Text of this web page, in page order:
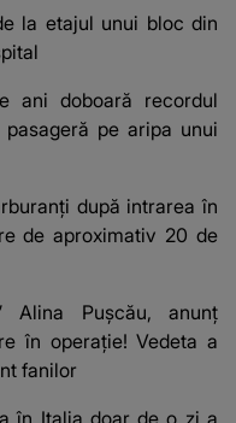
la etajul unui bloc din
ani doboară recordul
pe aripa unui
după intrarea în
de aproximativ 20 de
Alina Pușcău, anunț
în operație! Vedeta a
fanilor
în Italia doar de o zi a